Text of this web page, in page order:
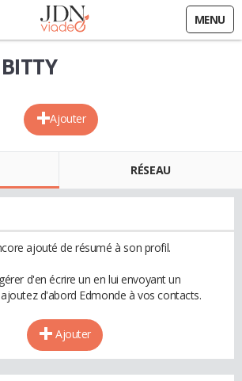
MENU
Ajouter
RÉSEAU
ajouté de résumé à son profil.
d'en écrire un en lui envoyant un
d'abord Edmonde à vos contacts.
Ajouter